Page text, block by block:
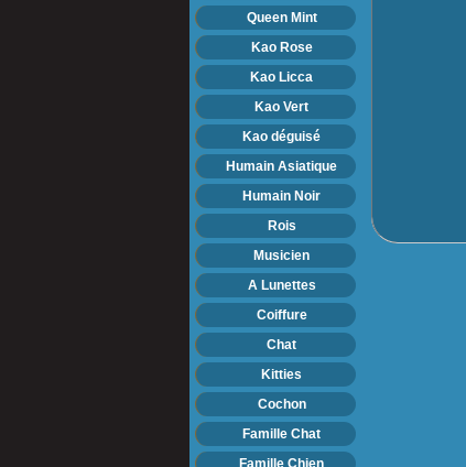
Queen Mint
Kao Rose
Kao Licca
Kao Vert
Kao déguisé
Humain Asiatique
Humain Noir
Rois
Musicien
A Lunettes
Coiffure
Chat
Kitties
Cochon
Famille Chat
Famille Chien